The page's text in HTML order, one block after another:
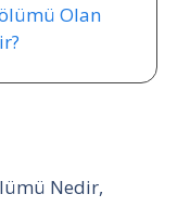
Olan
Nedir,